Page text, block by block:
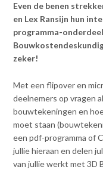
m
p
t
o
m
i
n
c
o
n
t
e
Even de benen
en Lex Ransijn hun
programma-
zeker!
Met een flipover en
deelnemers op vragen
bouwtekeningen en
moet staan
een pdf-programma of
jullie hieraan en delen
van jullie werkt met 3D